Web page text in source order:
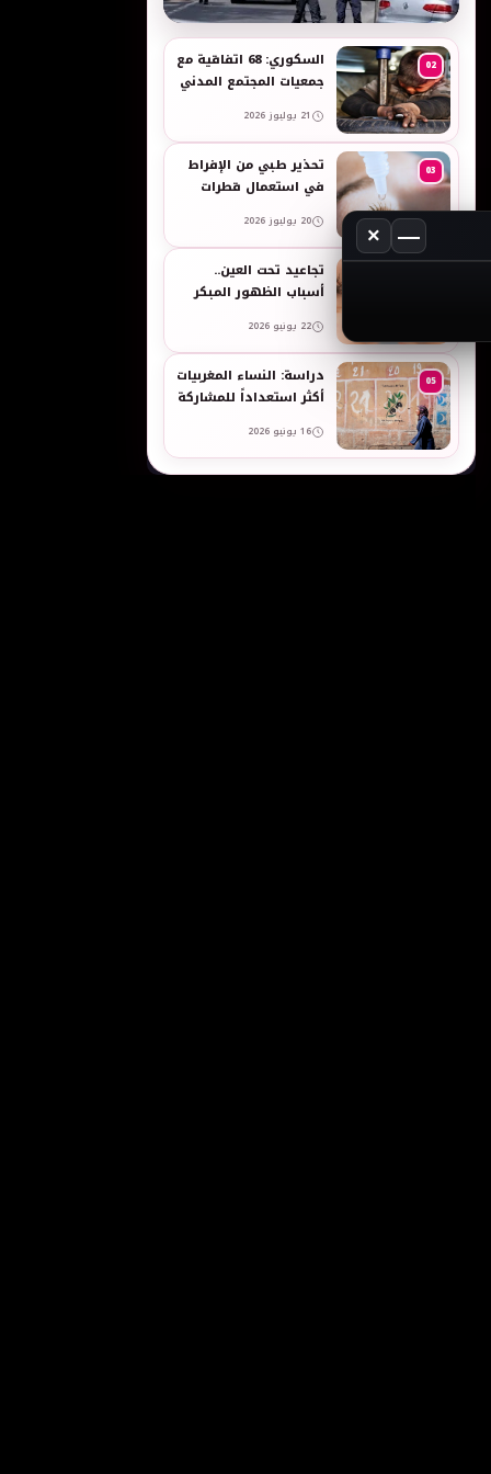
به
02
السكوري: 68 اتفاقية مع
جمعيات المجتمع المدني
والنساء في العمل
21 يوليوز 2026
03
تحذير طبي من الإفراط
في استعمال قطرات
المضيقة للأوعية
20 يوليوز 2026
تجاعيد تحت العين..
أسباب الظهور المبكر
بالبشرة الحساسة -
taroudant press
22 يونيو 2026
05
دراسة: النساء المغربيات
أكثر استعداداً للمشاركة
بالرجال
16 يونيو 2026
—
×